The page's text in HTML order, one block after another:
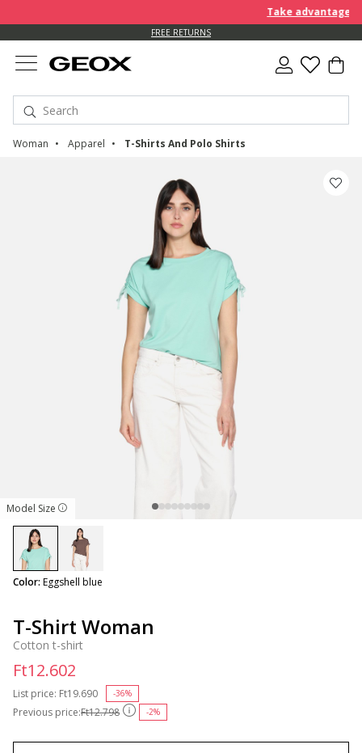
Take advantage of
FREE RETURNS
Woman Apparel T-Shirts And Polo Shirts
Model Size
T-Shirt Woman
Cotton t-shirt
Previous price:Ft12.798 -2%
List price: Price reduced from
Ft19.690 -36%
Ft12.602
Color: Eggshell blue
selected